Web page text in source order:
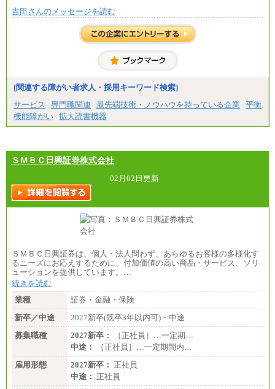
※20時間を超過した場合は別途支給
中途：
(1)(2)月給：25万3400円～28万5900円
※20時間を超過した場合は別途支給
※試用期間中も給与に変更はございません
吉田さんのメッセージを読む
[関連する障がい者求人・採用キーワード検索]
サービス
専門職関連 最先端技術・ノウハウを持っている企業
平衡
機能障がい 拡大読書機器
ＳＭＢＣ日興証券株式会社
02月02日更新
ＳＭＢＣ日興証券は、個人・法人問わず、あらゆるお客様の多様化す
るニーズにお応えするために、付加価値の高い商品・サービス、ソリ
ューションを提供しています。…
続きを読む
業種
証券・金融・保険
新卒／中途
2027新卒(既卒3年以内可)・中途
募集職種
2027新卒：
［正社員］…一定期…
中途：
［正社員］…一定期間内…
雇用形態
2027新卒： 正社員
中途： 正社員